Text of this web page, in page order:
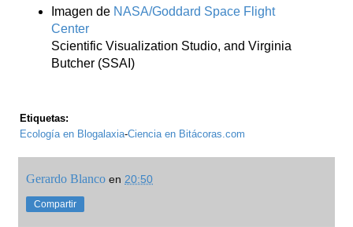
Imagen de NASA/Goddard Space Flight
Center
Scientific Visualization Studio, and Virginia
Butcher (SSAI)
Etiquetas:
Ecología en Blogalaxia-Ciencia en Bitácoras.com
Gerardo Blanco en 20:50
Compartir